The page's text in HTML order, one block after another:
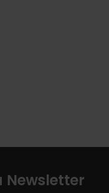
Newsletter